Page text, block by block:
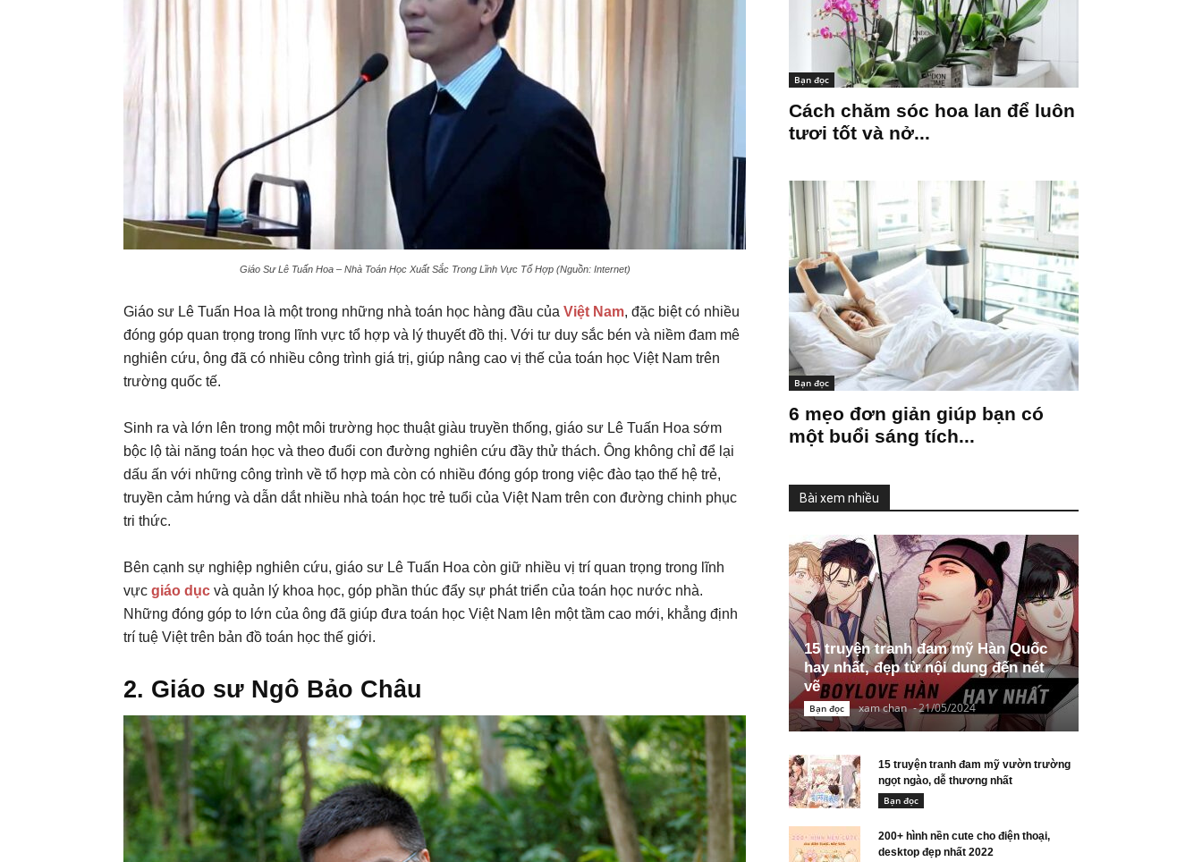
Giáo Sư Lê Tuấn Hoa – Nhà Toán Học Xuất Sắc Trong Lĩnh Vực Tổ Hợp (Nguồn: Internet)
Giáo sư Lê Tuấn Hoa là một trong những nhà toán học hàng đầu của Việt Nam, đặc biệt có nhiều
đóng góp quan trọng trong lĩnh vực tổ hợp và lý thuyết đồ thị. Với tư duy sắc bén và niềm đam mê
nghiên cứu, ông đã có nhiều công trình giá trị, giúp nâng cao vị thế của toán học Việt Nam trên
trường quốc tế.
Sinh ra và lớn lên trong một môi trường học thuật giàu truyền thống, giáo sư Lê Tuấn Hoa sớm
bộc lộ tài năng toán học và theo đuổi con đường nghiên cứu đầy thử thách. Ông không chỉ để lại
dấu ấn với những công trình về tổ hợp mà còn có nhiều đóng góp trong việc đào tạo thế hệ trẻ,
truyền cảm hứng và dẫn dắt nhiều nhà toán học trẻ tuổi của Việt Nam trên con đường chinh phục
tri thức.
Bên cạnh sự nghiệp nghiên cứu, giáo sư Lê Tuấn Hoa còn giữ nhiều vị trí quan trọng trong lĩnh
vực giáo dục và quản lý khoa học, góp phần thúc đẩy sự phát triển của toán học nước nhà.
Những đóng góp to lớn của ông đã giúp đưa toán học Việt Nam lên một tầm cao mới, khẳng định
trí tuệ Việt trên bản đồ toán học thế giới.
2. Giáo sư Ngô Bảo Châu
Bạn đọc
Cách chăm sóc hoa lan để luôn
tươi tốt và nở...
Bạn đọc
6 mẹo đơn giản giúp bạn có
một buổi sáng tích...
Bài xem nhiều
15 truyện tranh đam mỹ Hàn Quốc
hay nhất, đẹp từ nội dung đến nét
vẽ
Bạn đọc xam chan -21/05/2024
15 truyện tranh đam mỹ vườn trường
ngọt ngào, dễ thương nhất
Bạn đọc
200+ hình nền cute cho điện thoại,
desktop đẹp nhất 2022